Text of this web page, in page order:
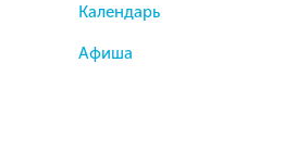
Календарь
Афиша